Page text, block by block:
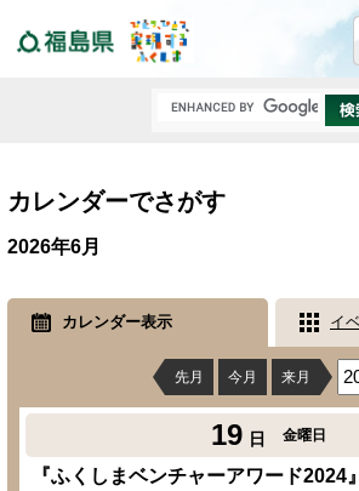
カレンダーでさがす
2026年6月
カレンダー表示 イ
先月 今月 来月
19 日 金曜日
『ふくしまベンチャーアワード2024